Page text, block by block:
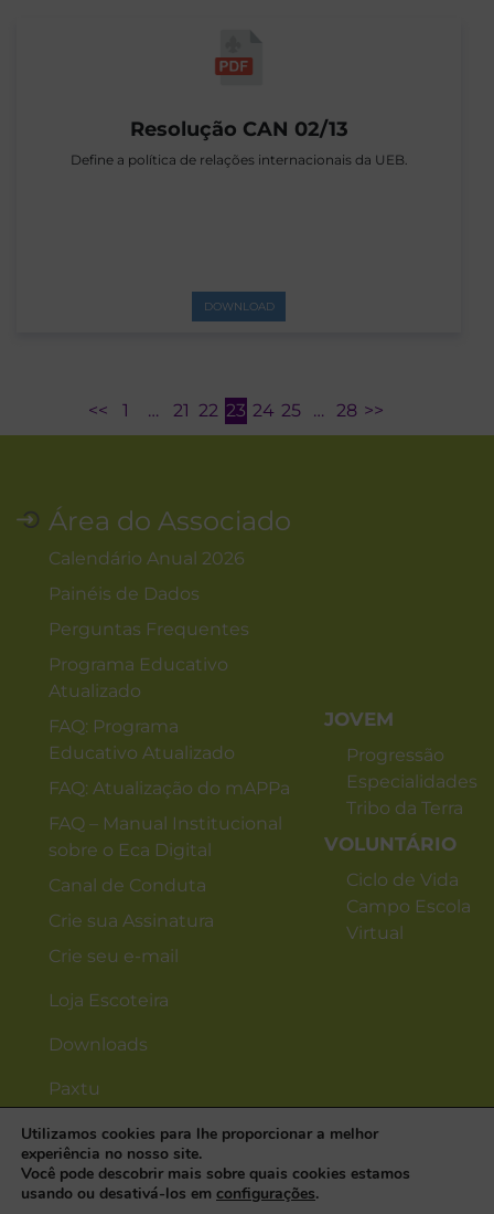
Resolução CAN 02/13
Define a política de relações internacionais da UEB.
DOWNLOAD
<< 1 … 21 22 23 24 25 … 28 >>
Área do Associado
Calendário Anual 2026
Painéis de Dados
Perguntas Frequentes
Programa Educativo
Atualizado
FAQ: Programa
Educativo Atualizado
FAQ: Atualização do mAPPa
FAQ – Manual Institucional
sobre o Eca Digital
Canal de Conduta
Crie sua Assinatura
Crie seu e-mail
Loja Escoteira
Downloads
Paxtu
JOVEM
Progressão
Especialidades
Tribo da Terra
VOLUNTÁRIO
Ciclo de Vida
Campo Escola
Virtual
Utilizamos cookies para lhe proporcionar a melhor
experiência no nosso site.
Você pode descobrir mais sobre quais cookies estamos
usando ou desativá-los em configurações.